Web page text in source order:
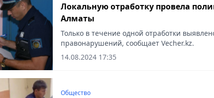
Локальную отработку провела
Алматы
Только в течение одной отработки
правонарушений, сообщает Vecher.kz.
14.08.2024 17:35
Общество